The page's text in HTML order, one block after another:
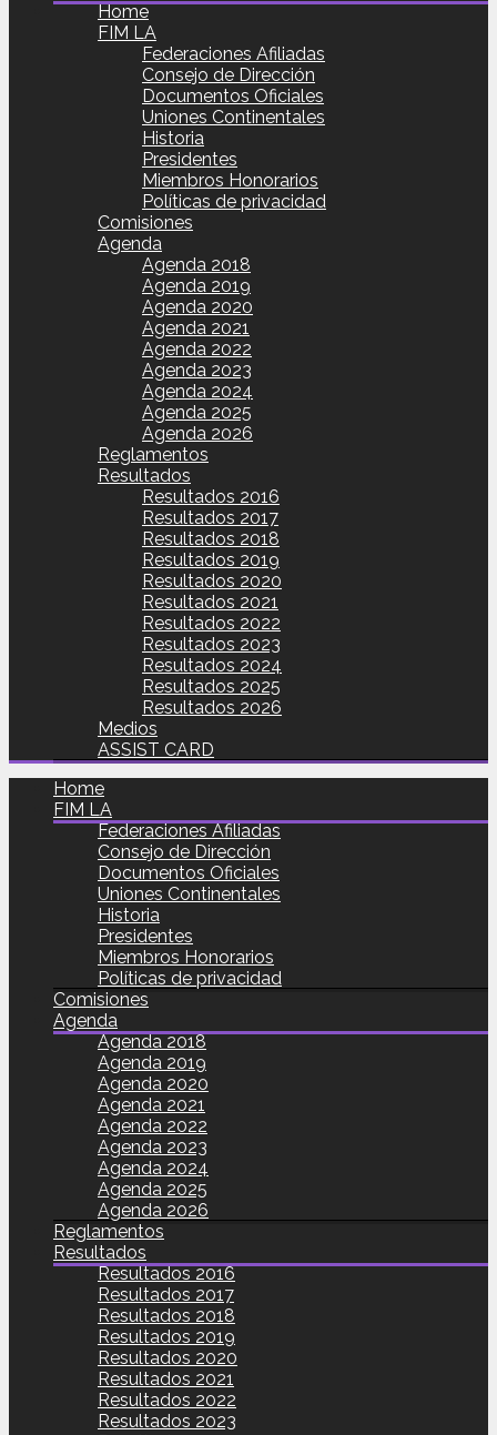
Home
FIM LA
Federaciones Afiliadas
Consejo de Dirección
Documentos Oficiales
Uniones Continentales
Historia
Presidentes
Miembros Honorarios
Políticas de privacidad
Comisiones
Agenda
Agenda 2018
Agenda 2019
Agenda 2020
Agenda 2021
Agenda 2022
Agenda 2023
Agenda 2024
Agenda 2025
Agenda 2026
Reglamentos
Resultados
Resultados 2016
Resultados 2017
Resultados 2018
Resultados 2019
Resultados 2020
Resultados 2021
Resultados 2022
Resultados 2023
Resultados 2024
Resultados 2025
Resultados 2026
Medios
ASSIST CARD
Home
FIM LA
Federaciones Afiliadas
Consejo de Dirección
Documentos Oficiales
Uniones Continentales
Historia
Presidentes
Miembros Honorarios
Políticas de privacidad
Comisiones
Agenda
Agenda 2018
Agenda 2019
Agenda 2020
Agenda 2021
Agenda 2022
Agenda 2023
Agenda 2024
Agenda 2025
Agenda 2026
Reglamentos
Resultados
Resultados 2016
Resultados 2017
Resultados 2018
Resultados 2019
Resultados 2020
Resultados 2021
Resultados 2022
Resultados 2023